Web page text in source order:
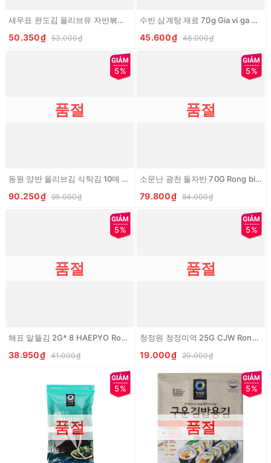
새우표 완도김 올리브유 자반볶음 60G Rong bien tam dau olive
50.350₫ 53.000₫
수빈 삼계탕 재료 70g Gia vi ga ham sam
45.600₫ 48.000₫
5%
품절
동원 양반 올리브김 식탁김 10매 9봉 DW La kim
90.250₫ 95.000₫
5%
품절
소문난 광천 돌자반 70G Rong bien tam gia vi
79.800₫ 84.000₫
5%
품절
해표 알뜰김 2G* 8 HAEPYO Rong bien an lien vi truyen thong
38.950₫ 41.000₫
5%
품절
청정원 청정미역 25G CJW Rong bien kho
19.000₫ 20.000₫
5%
품절
5%
품절